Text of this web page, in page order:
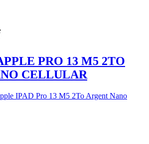
PRO 13 M5 2TO
CELLULAR